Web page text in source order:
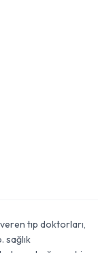
tıp doktorları,
sağlık